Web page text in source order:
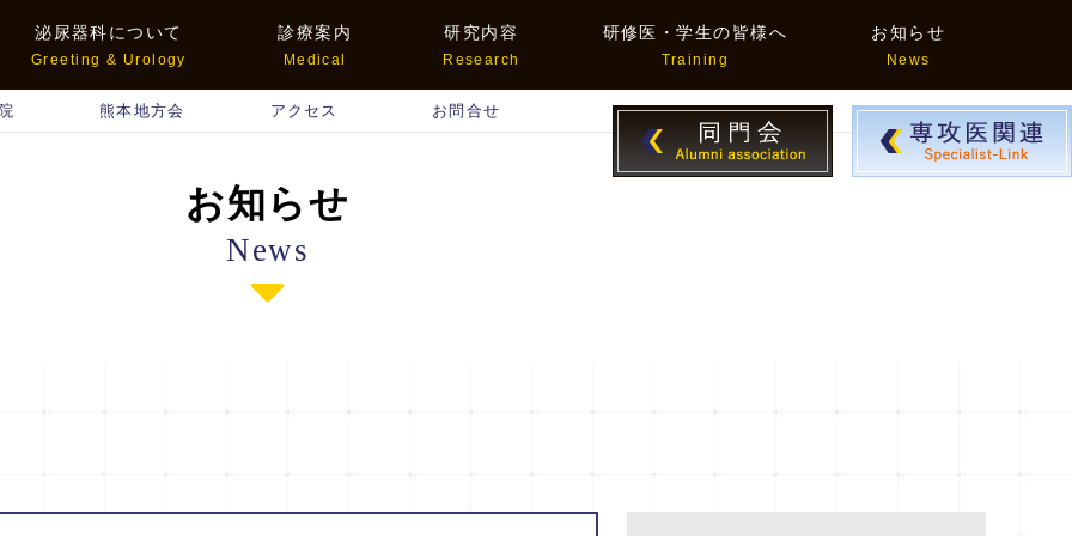
泌尿器科について
Greeting & Urology
診療案内
Medical
研究内容
Research
研修医・学生の皆様へ
Training
お知らせ
News
熊本地方会 アクセス お問合せ
お知らせ
News